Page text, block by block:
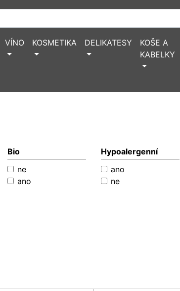
VÍNO KOSMETIKA DELIKATESY
KOŠE A
KABELKY
Bio
ne
ano
Hypoalergenní
ano
ne